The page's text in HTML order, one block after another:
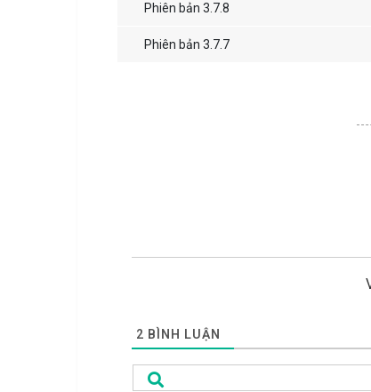
Phiên bản 3.7.8
Phiên bản 3.7.7
2 BÌNH LUẬN